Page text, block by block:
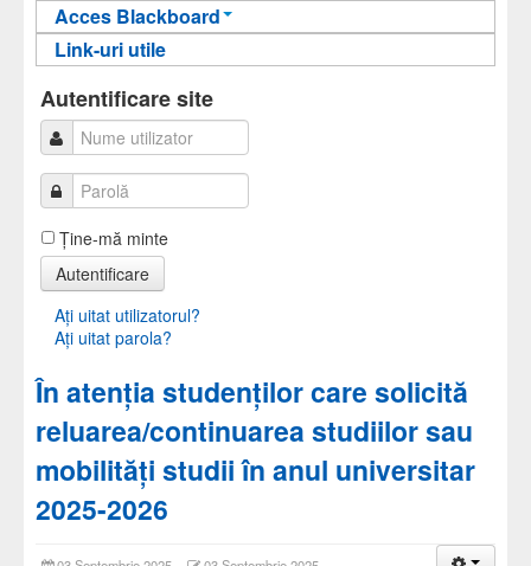
Informații pentru acces
Autentificare
Acces Blackboard
Informații pentru acces
Autentificare
Link-uri utile
Autentificare site
Ţine-mă minte
Autentificare
Aţi uitat utilizatorul?
Aţi uitat parola?
În atenția studenților care solicită
reluarea/continuarea studiilor sau
mobilități studii în anul universitar
2025-2026